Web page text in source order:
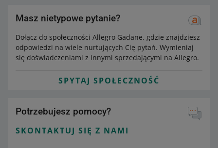
Masz nietypowe pytanie?
Dołącz do społeczności Allegro Gadane, gdzie znajdziesz
odpowiedzi na wiele nurtujących Cię pytań. Wymieniaj
się doświadczeniami z innymi sprzedającymi na Allegro.
SPYTAJ SPOŁECZNOŚĆ
Potrzebujesz pomocy?
SKONTAKTUJ SIĘ Z NAMI